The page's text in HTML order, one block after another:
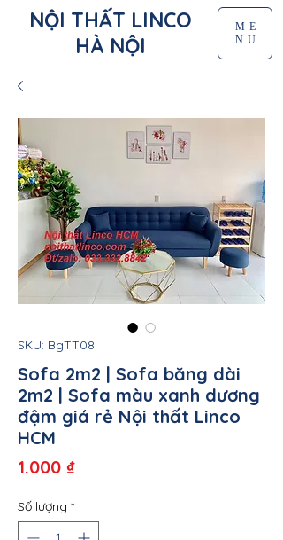
NỘI THẤT LINCO
HÀ NỘI
ME
NU
SKU: BgTT08
Sofa 2m2 | Sofa băng dài
2m2 | Sofa màu xanh dương
đậm giá rẻ Nội thất Linco
HCM
1.000 ₫Giá
Số lượng *